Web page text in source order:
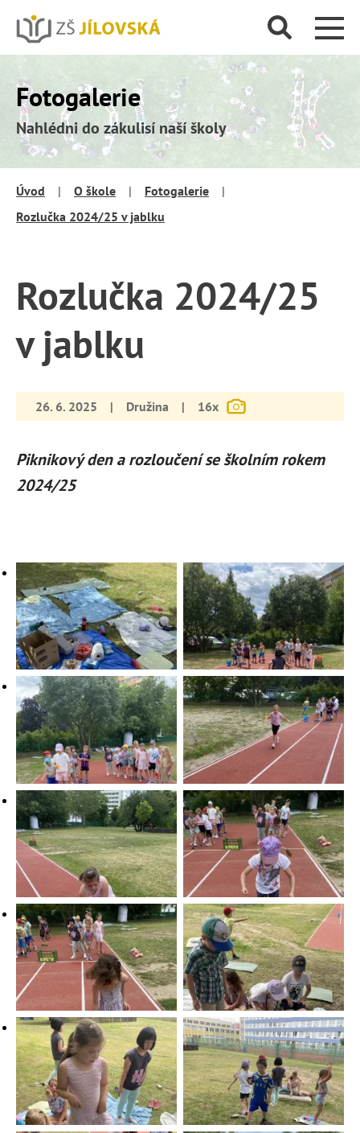
Fotogalerie
Nahlédni do zákulisí naší školy
Úvod | O škole | Fotogalerie
|
Rozlučka 2024/25 v jablku
Rozlučka 2024/25
v jablku
26. 6. 2025 | Družina | 16x
Piknikový den a rozloučení se školním rokem
2024/25